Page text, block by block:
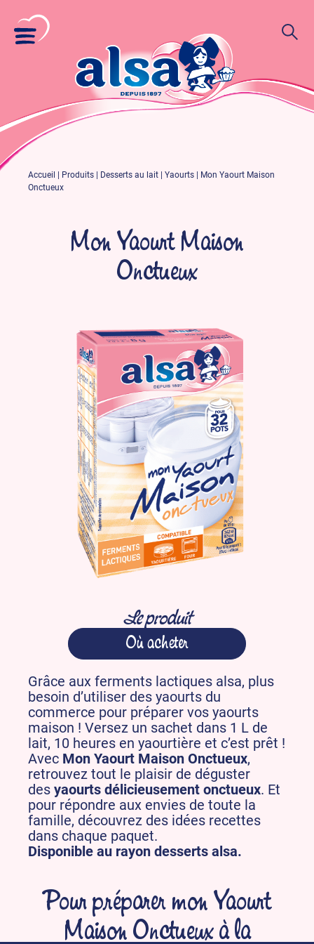
Accueil Produits Desserts au lait Yaourts
Mon Yaourt Maison
Onctueux
Mon Yaourt Maison
Onctueux
Le produit
Où acheter
Grâce aux ferments lactiques alsa, plus
besoin d’utiliser des yaourts du
commerce pour préparer vos yaourts
maison ! Versez un sachet dans 1 L de
lait, 10 heures en yaourtière et c’est prêt !
Avec Mon Yaourt Maison Onctueux,
retrouvez tout le plaisir de déguster
des yaourts délicieusement onctueux. Et
pour répondre aux envies de toute la
famille, découvrez des idées recettes
dans chaque paquet.
Disponible au rayon desserts alsa.
Pour préparer mon Yaourt
Maison Onctueux à la